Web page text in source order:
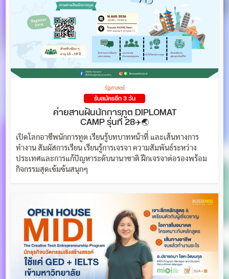
รัฐศาสตร์
รับสมัครอีก 3 วัน
ค่ายสานฝันนักการทูต DIPLOMAT
CAMP รุ่นที่ 28✈️🌏
เปิดโลกอาชีพนักการทูต เรียนรู้บทบาทหน้าที่ และเส้นทางการ
ทำงาน สัมผัสการเรียน เรียนรู้การเจรจา ความสัมพันธ์ระหว่าง
ประเทศและการแก้ปัญหาระดับนานาชาติ ฝึกเจรจาต่อรองพร้อม
กิจกรรมสุดเข้มข้นสนุกๆ